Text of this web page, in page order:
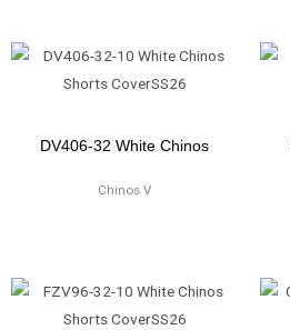
DV406-32 White Chinos
Chinos V